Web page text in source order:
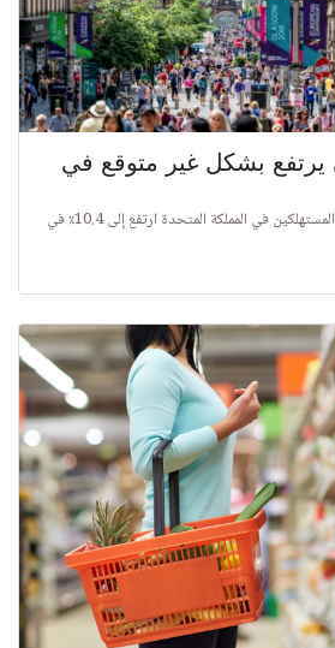
يرتفع بشكل غير متوقع في
أظهرت البيانات إن مؤشر أسعار المستهلكين في المملكة المتحدة ارتفع إلى 10.4٪ في